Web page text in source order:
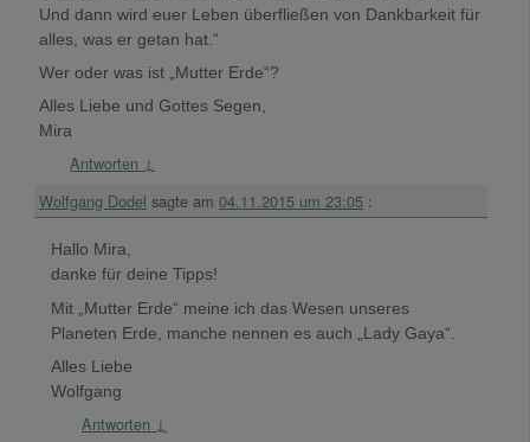
Und dann wird euer Leben überfließen von Dankbarkeit für
alles, was er getan hat.“
Wer oder was ist „Mutter Erde“?
Alles Liebe und Gottes Segen,
Mira
Antworten ↓
Wolfgang Dodel sagte am 04.11.2015 um 23:05 :
Hallo Mira,
danke für deine Tipps!
Mit „Mutter Erde“ meine ich das Wesen unseres
Planeten Erde, manche nennen es auch „Lady Gaya“.
Alles Liebe
Wolfgang
Antworten ↓